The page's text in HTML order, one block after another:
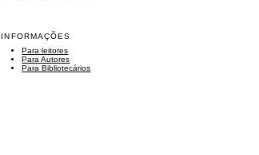
INFORMAÇÕES
Para leitores
Para Autores
Para Bibliotecários